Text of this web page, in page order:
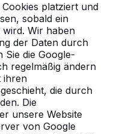
platziert und
sobald ein
wird. Wir haben
der Daten durch
Sie die Google-
regelmäßig ändern
ihren
die durch
Die
unsere Website
von Google